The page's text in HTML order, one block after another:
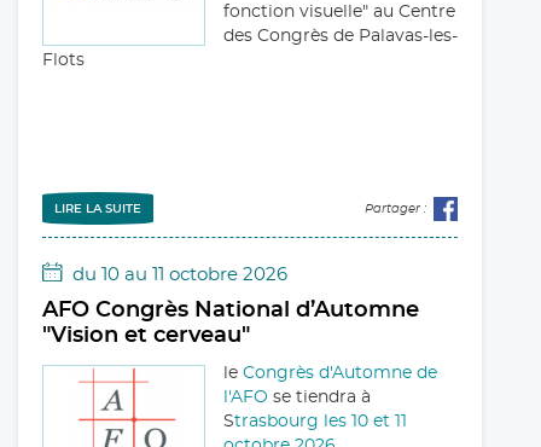
Réforme de l’assiette des
cotisations sociales et retraites :
ce qui change pour les
professionnels libéraux,
dont les orthoptistes, va
profondément évoluer. Cette réforme, issue de la
loi de finance (...)
fonction visuelle" au Centre
des Congrès de Palavas-les-
Flots
LIRE LA SUITE Partager :
du 10 au 11 octobre 2026
AFO Congrès National d’Automne
"Vision et cerveau"
le Congrès d'Automne de
l'AFO se tiendra à
Strasbourg les 10 et 11